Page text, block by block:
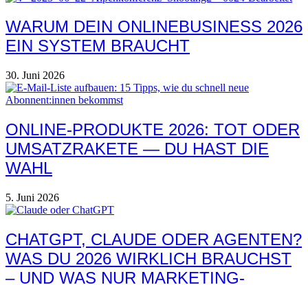
WARUM DEIN ONLINEBUSINESS 2026
EIN SYSTEM BRAUCHT
30. Juni 2026
ONLINE-PRODUKTE 2026: TOT ODER
UMSATZRAKETE — DU HAST DIE
WAHL
5. Juni 2026
CHATGPT, CLAUDE ODER AGENTEN?
WAS DU 2026 WIRKLICH BRAUCHST
– UND WAS NUR MARKETING-